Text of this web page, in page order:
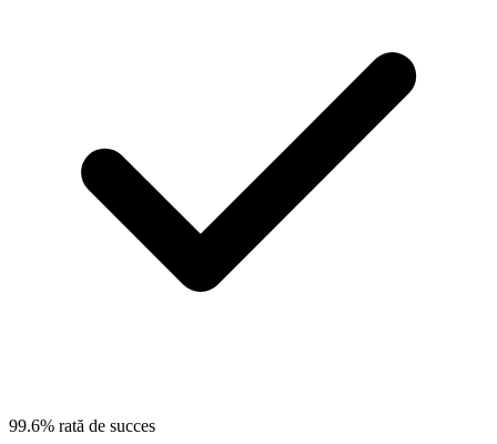
99.6% rată de succes